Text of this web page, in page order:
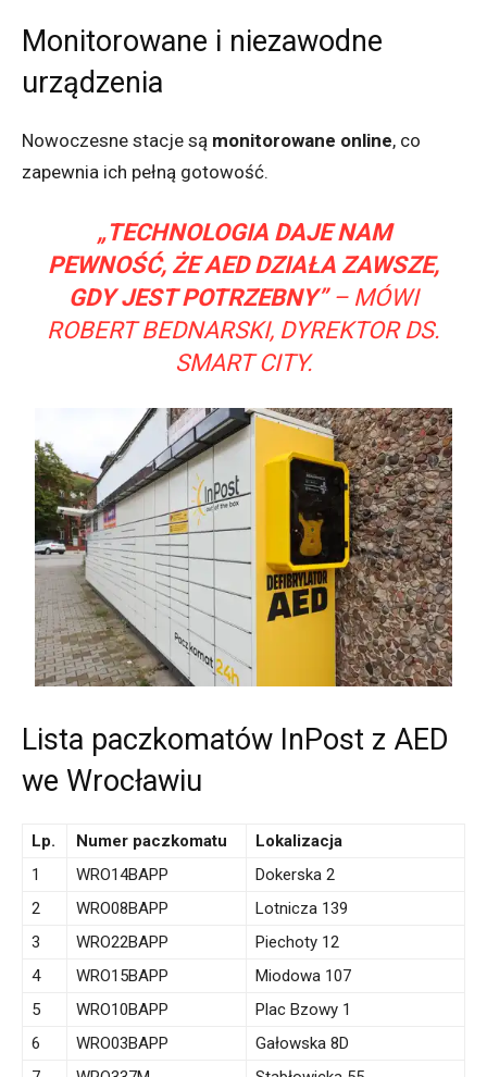
Monitorowane i niezawodne
urządzenia
Nowoczesne stacje są monitorowane online, co
zapewnia ich pełną gotowość.
„TECHNOLOGIA DAJE NAM
PEWNOŚĆ, ŻE AED DZIAŁA ZAWSZE,
GDY JEST POTRZEBNY”– MÓWI
ROBERT BEDNARSKI, DYREKTOR DS.
SMART CITY.
Lista paczkomatów InPost z AED
we Wrocławiu
Lp. Numer paczkomatu
Lokalizacja
1
WRO14BAPP
Dokerska 2
2
WRO08BAPP
Lotnicza 139
3
WRO22BAPP
Piechoty 12
4
WRO15BAPP
Miodowa 107
5
WRO10BAPP
Plac Bzowy 1
6
WRO03BAPP
Gałowska 8D